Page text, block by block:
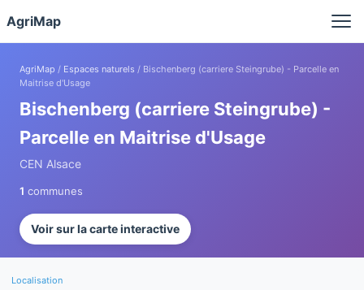
AgriMap
AgriMap / Espaces naturels / Bischenberg (carriere Steingrube) - Parcelle en
Maitrise d'Usage
Bischenberg (carriere Steingrube) -
Parcelle en Maitrise d'Usage
CEN Alsace
1 communes
Voir sur la carte interactive
Localisation